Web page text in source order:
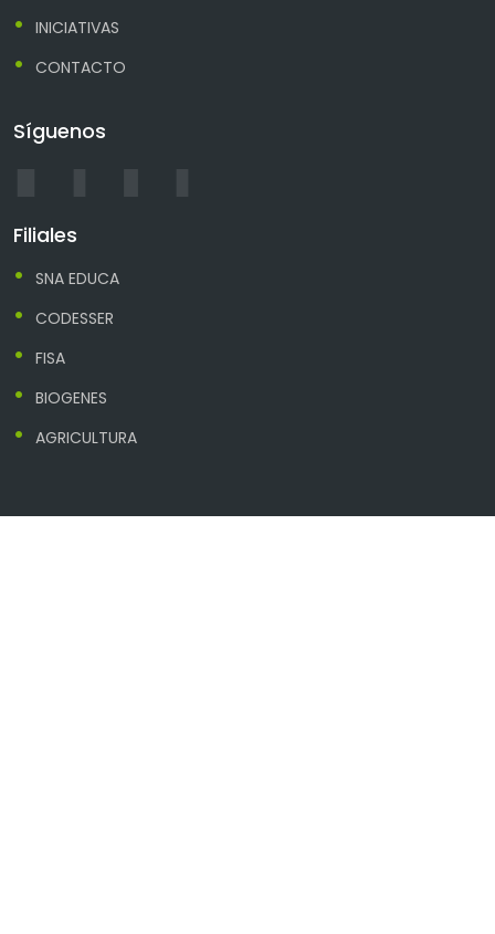
INICIATIVAS
CONTACTO
Síguenos
Filiales
SNA EDUCA
CODESSER
FISA
BIOGENES
AGRICULTURA